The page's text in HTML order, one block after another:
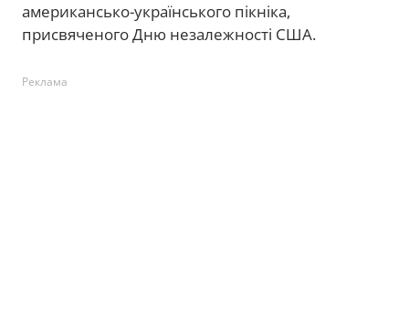
американсько-українського пікніка,
присвяченого Дню незалежності США.
Реклама